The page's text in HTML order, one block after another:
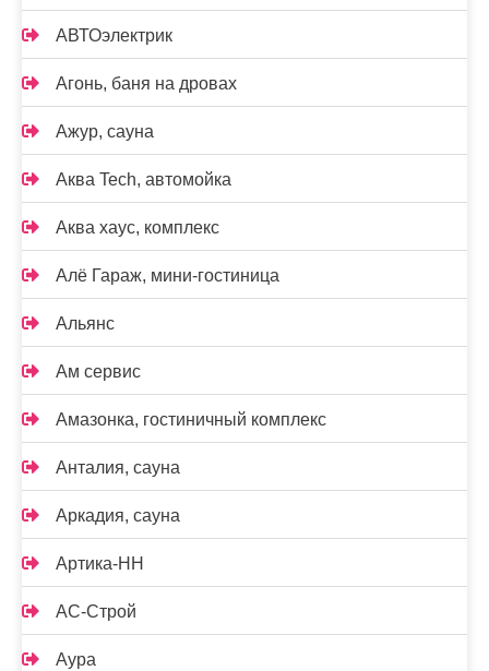
АВТОэлектрик
Агонь, баня на дровах
Ажур, сауна
Аква Tech, автомойка
Аква хаус, комплекс
Алё Гараж, мини-гостиница
Альянс
Ам сервис
Амазонка, гостиничный комплекс
Анталия, сауна
Аркадия, сауна
Артика-НН
АС-Строй
Аура